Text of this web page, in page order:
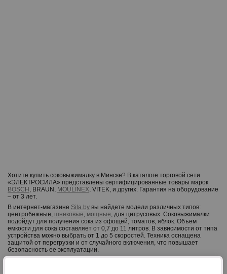
Хотите купить соковыжималку в Минске? В каталоге торговой сети
«ЭЛЕКТРОСИЛА» представлены сертифицированные товары марок
BOSCH , BRAUN, MOULINEX, VITEK, и других. Гарантия на оборудование
– от 3 лет.
В интернет-магазине Sila.by вы найдете модели различных типов:
центробежные, шнековые, мощные, для цитрусовых. Соковыжималки
подойдут для получения сока из офощей, томатов, яблок. Объем
емкости для сока составляет от 0,7 до 11 литров. В зависимости от типа
устройства можно выбрать от 1 до 5 скоростей. Техника оснащена
защитой от перегрузки и от случайного включения, что повышает
безопасность ее эксплуатации.